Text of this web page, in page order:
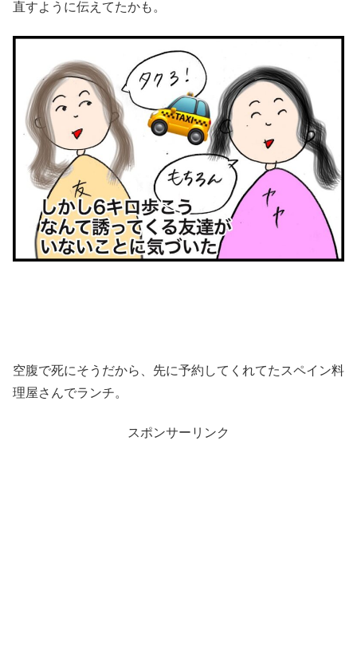
直すように伝えてたかも。
空腹で死にそうだから、先に予約してくれてたスペイン料
理屋さんでランチ。
スポンサーリンク